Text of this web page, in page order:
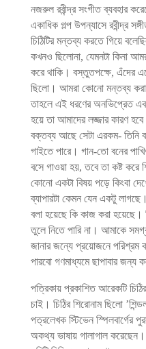
নজরুল রবীন্দ্র সংগীত ব্যবহার
একাধিক গল্প উপন্যাসে রবীন্দ্র
চিঠিটির মন্তব্য করতে গিয়ে
কখনও ছিলোনা, যেমনটা কিনা
করে থাকি। বস্তুতপক্ষে, এঁদের
ছিলো। আমরা কোনো মন্তব্য
তাহলে এই ধরণের অনভিপ্রেত
হয়ে তা আমাদের লজ্জার কারণ হবে
বক্তব্য আছে সেটা এরকম- তিনি
গাইতে পারে। গান-তো বনের
বসে গাওয়া হয়, তবে তা কষ্ট
কোনো একটা বিষয় পড়ে কিংবা
ব্যাপারটা কেমন যেন একটু
বলা হয়েছে কি কাজ করা
তুলে নিতে পারি না। আমাকে
জানার জন্যে প্রয়োজনে
পারবো গণমাধ্যমে ছাপাবার জন্য
পত্রিকায় প্রকাশিত আরেকটি
চাই। চিঠির শিরোনাম ছিলো
পত্রলেখক স্টিভেন স্পিলবার্গের
অকথ্য ভাষায় গালাগাল করেছেন।